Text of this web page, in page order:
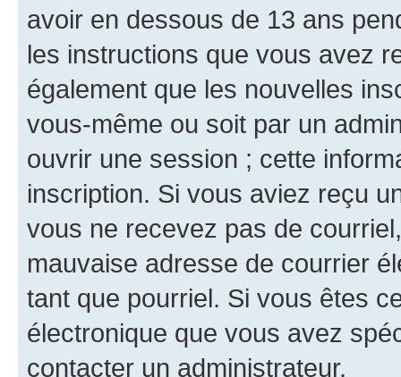
avoir en dessous de 13 ans
les instructions que vous avez
également que les nouvelles
vous-même ou soit par un
ouvrir une session ; cette
inscription. Si vous aviez reçu
vous ne recevez pas de
mauvaise adresse de courrier
tant que pourriel. Si vous êtes
électronique que vous avez
contacter un administrateur.